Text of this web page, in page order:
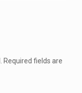
Required fields are